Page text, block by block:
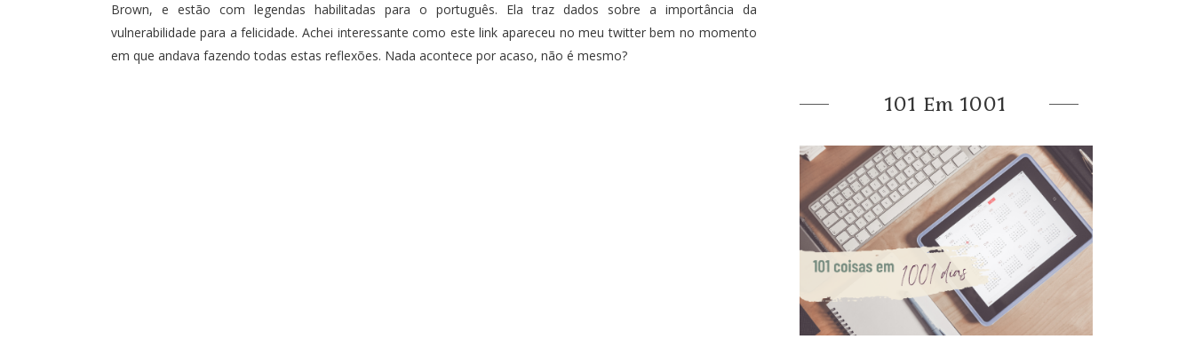
Brown, e estão com legendas habilitadas para o português. Ela traz dados sobre a importância da
vulnerabilidade para a felicidade. Achei interessante como este link apareceu nomeu twitterbem no momento
em que andava fazendo todas estas reflexões. Nada acontece por acaso, não é mesmo?
101 Em 1001